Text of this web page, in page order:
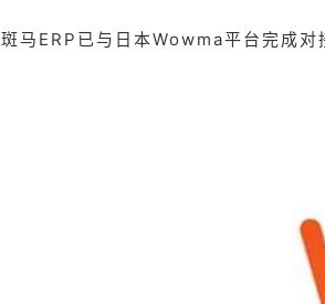
斑马ERP已与日本Wowma平台完成对